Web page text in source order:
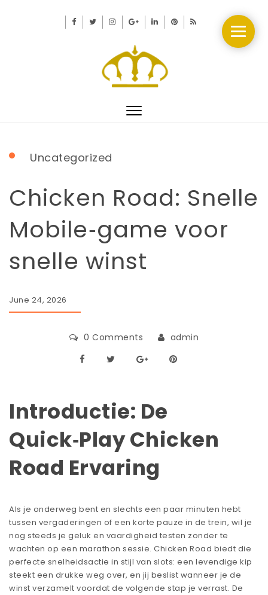
Toggle
Uncategorized
Chicken Road: Snelle
Mobile‑game voor
snelle winst
June 24, 2026
0 Comments admin
Introductie: De
Quick‑Play Chicken
Road Ervaring
Als je onderweg bent en slechts een paar minuten hebt
tussen vergaderingen of een korte pauze in de trein, wil je
nog steeds je geluk en vaardigheid testen zonder te
wachten op een marathon sessie. Chicken Road biedt die
perfecte snelheidsactie in stijl van slots: een levendige kip
steekt een drukke weg over, en jij beslist wanneer je de
winst verzamelt voordat de volgende stap je verrast. De